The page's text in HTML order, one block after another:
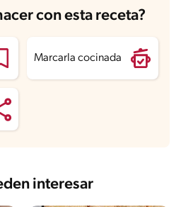
g
2.5 g
con esta receta?
Marcarla cocinada
interesar